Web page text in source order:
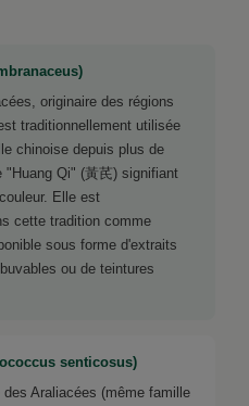
originaire des régions
traditionnellement utilisée
chinoise depuis plus de
"Huang Qi" (黃芪) signifiant
Elle est
cette tradition comme
sous forme d'extraits
ou de teintures
senticosus)
Araliacées (même famille